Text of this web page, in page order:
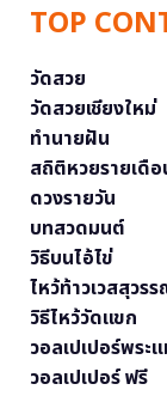
TOP
วัดสวย
วัดสวยเชียงใหม่
ทำนายฝัน
สถิติหวยรายเดือ
ดวงรายวัน
บทสวดมนต์
วิธีบนไอ้ไข่
ไหว้ท้าวเวสสุวร
วิธีไหว้วัดแขก
วอลเปเปอร์พระ
วอลเปเปอร์ ฟรี